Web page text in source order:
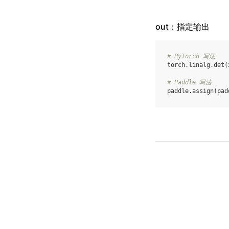
out：指定输出
# PyTorch 写法
torch. linalg .det (
# Paddle 写法
paddle.assign(